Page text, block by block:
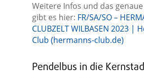
Weitere Infos und das
gibt es hier: FR/SA/SO –
CLUBZELT WILBASEN 2023 |
Club (hermanns-club.de)
Pendelbus in die